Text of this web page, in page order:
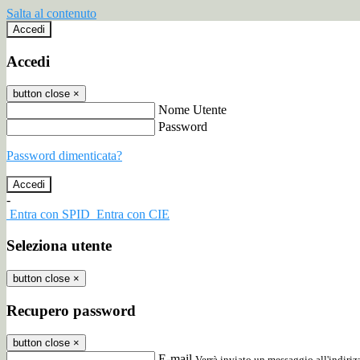
Salta al contenuto
Accedi
Accedi
button close ×
Nome Utente
Password
Password dimenticata?
-
Entra con SPID Entra con CIE
Seleziona utente
button close ×
Recupero password
button close ×